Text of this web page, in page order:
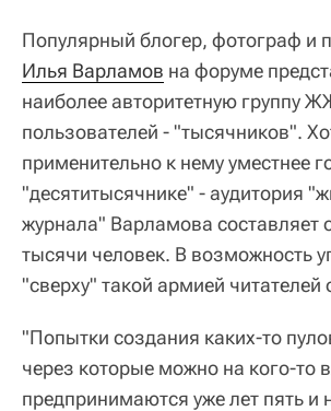
Популярный блогер, фотограф и
Илья Варламов на форуме
наиболее авторитетную группу
пользователей - "тысячников".
применительно к нему уместнее
"десятитысячнике" - аудитория
журнала" Варламова составляет
тысячи человек. В возможность
"сверху" такой армией читателей
"Попытки создания каких-то
через которые можно на кого-то
предпринимаются уже лет пять и